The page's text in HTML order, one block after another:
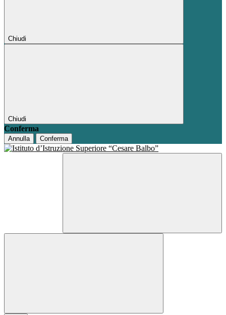
Chiudi
Chiudi
Conferma
Annulla Conferma